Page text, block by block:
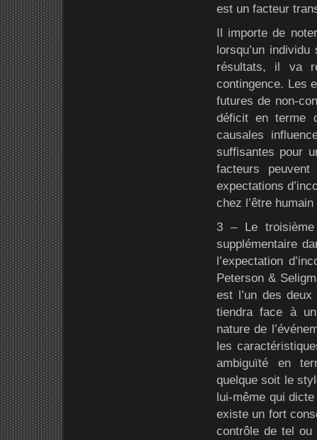
est un facteur
Il importe de
lorsqu’un
résultats, il va
contingence. Les
futures de non-
déficit en terme
causales
suffisantes pour
facteurs
expectations
chez l’être
3 – Le troisième
supplémentaire
l’expectation
Peterson &
est l’un des
tiendra face à un
nature de
les
ambiguïté en
quelque soit le
lui-même qui
existe un fort
contrôle de tel ou